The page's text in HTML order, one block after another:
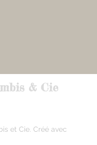
& Cie
et Cie. Créé avec